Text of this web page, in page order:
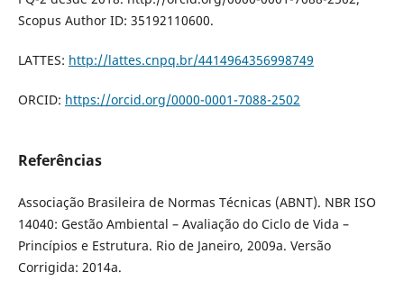
Scopus Author ID: 35192110600.
LATTES: http://lattes.cnpq.br/4414964356998749
ORCID: https://orcid.org/0000-0001-7088-2502
Referências
Associação Brasileira de Normas Técnicas (ABNT). NBR ISO
14040: Gestão Ambiental – Avaliação do Ciclo de Vida –
Princípios e Estrutura. Rio de Janeiro, 2009a. Versão
Corrigida: 2014a.